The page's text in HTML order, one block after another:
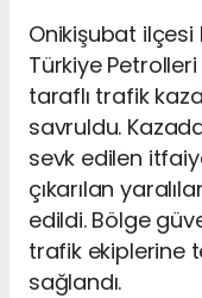
Onikişubat ilçesi
Türkiye
taraflı trafik
savruldu.
sevk edilen
çıkarılan
edildi. Bölge
trafik ekiplerine
sağlandı.